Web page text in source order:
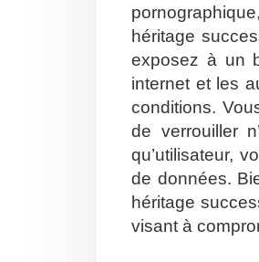
héritage
exposez à un
internet et les
conditions.
de verrouiller
qu’utilisateur,
de données.
héritage
visant à